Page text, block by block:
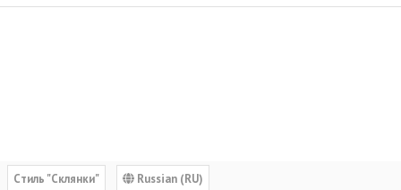
Cтиль "Склянки" Russian (RU)